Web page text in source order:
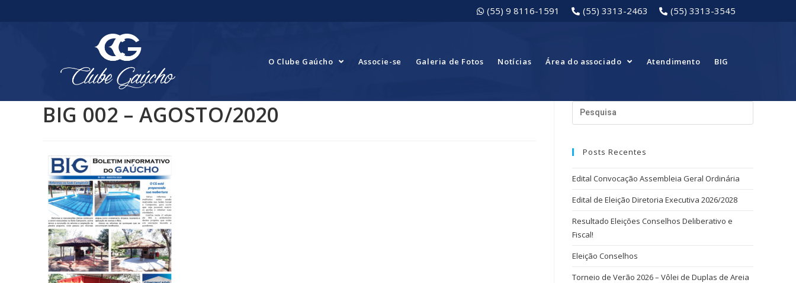
(55) 9 8116-1591 (55) 3313-2463 (55) 3313-3545
O Clube Gaúcho Associe-se Galeria de Fotos Notícias Área do associado Atendimento BIG
BIG 002 – AGOSTO/2020
Posts Recentes
Edital Convocação Assembleia Geral Ordinária
Edital de Eleição Diretoria Executiva 2026/2028
Resultado Eleições Conselhos Deliberativo e
Fiscal!
Eleição Conselhos
Torneio de Verão 2026 – Vôlei de Duplas de Areia